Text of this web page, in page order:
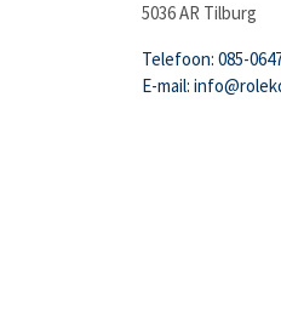
5036 AR Tilburg
Telefoon: 085-
E-mail: